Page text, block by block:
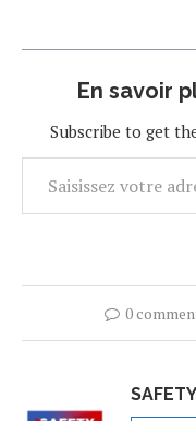
En savoir
Subscribe to get
0